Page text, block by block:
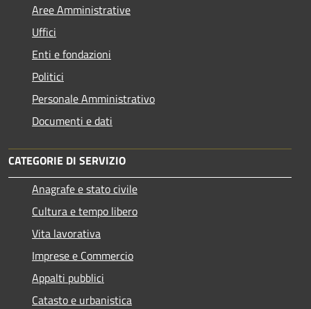
Aree Amministrative
Uffici
Enti e fondazioni
Politici
Personale Amministrativo
Documenti e dati
CATEGORIE DI SERVIZIO
Anagrafe e stato civile
Cultura e tempo libero
Vita lavorativa
Imprese e Commercio
Appalti pubblici
Catasto e urbanistica